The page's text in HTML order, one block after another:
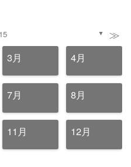
▼ ≫
3月 4月
7月 8月
11月 12月